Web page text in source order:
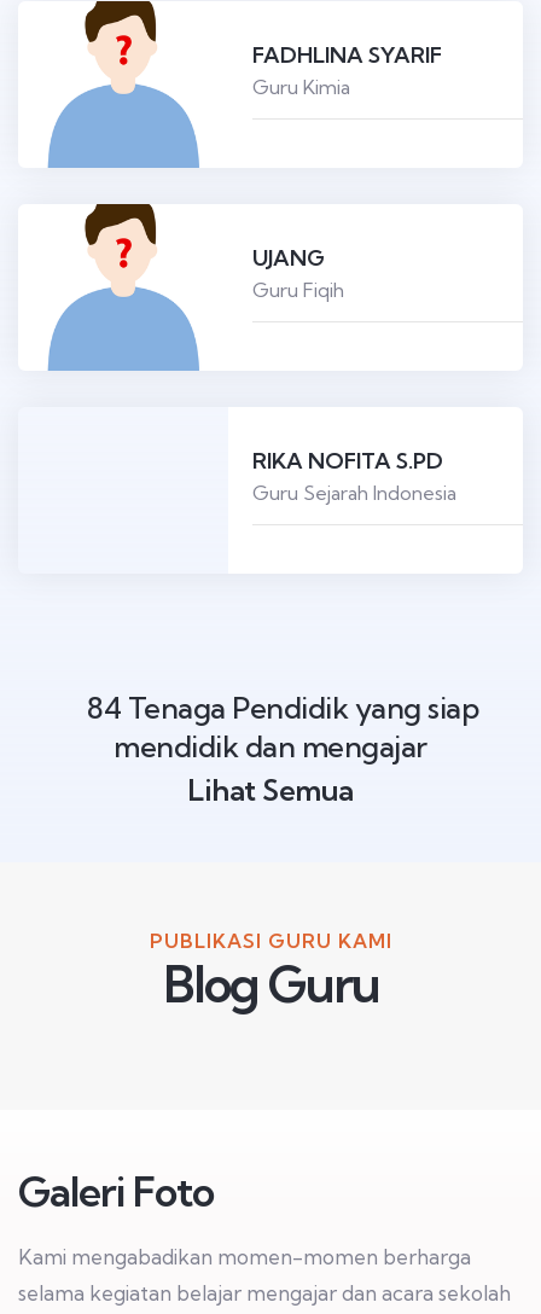
FADHLINA SYARIF
Guru Kimia
UJANG
Guru Fiqih
RIKA NOFITA S.PD
Guru Sejarah Indonesia
84 Tenaga Pendidik yang siap
mendidik dan mengajar
Lihat Semua
PUBLIKASI GURU KAMI
Blog Guru
Galeri Foto
Kami mengabadikan momen-momen berharga
selama kegiatan belajar mengajar dan acara sekolah